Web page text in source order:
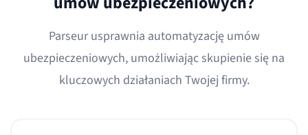
Parseur usprawnia automatyzację umów
ubezpieczeniowych, umożliwiając skupienie się na
kluczowych działaniach Twojej firmy.